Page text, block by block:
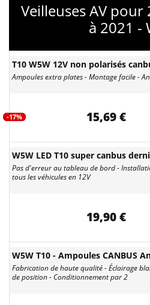
Veilleuses AV pour
à 2021 -
T10 W5W 12V non polarisés
Ampoules extra plates - Montage facile -
-17% 15,69 €
W5W LED T10 super canbus
Pas d'erreur au tableau de bord -
tous les véhicules en 12V
19,90 €
W5W T10 - Ampoules CANBUS
Fabrication de haute qualité - Éclairage
de position - Conditionnement par 2